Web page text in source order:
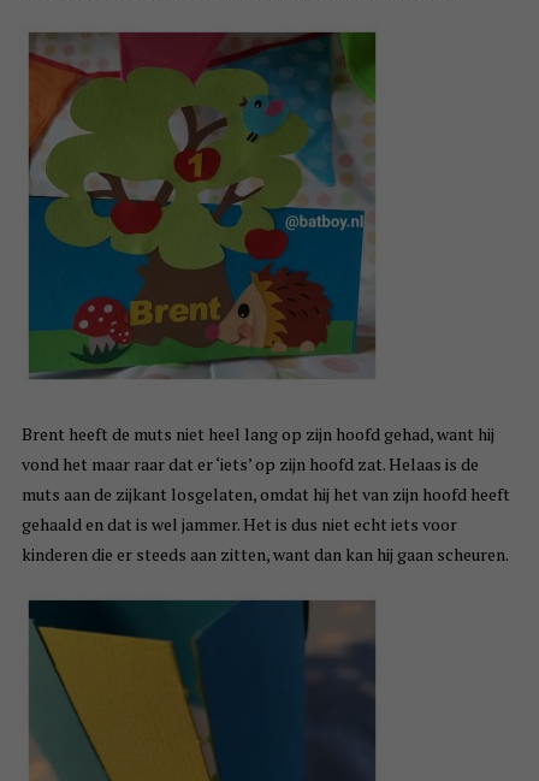
Brent heeft de muts niet heel lang op zijn hoofd gehad, want hij
vond het maar raar dat er ‘iets’ op zijn hoofd zat. Helaas is de
muts aan de zijkant losgelaten, omdat hij het van zijn hoofd heeft
gehaald en dat is wel jammer. Het is dus niet echt iets voor
kinderen die er steeds aan zitten, want dan kan hij gaan scheuren.